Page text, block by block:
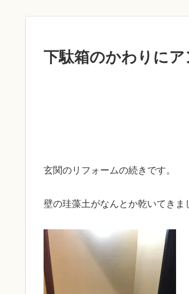
下駄箱のかわりにア
玄関のリフォームの続きです。
壁の珪藻土がなんとか乾いてきま